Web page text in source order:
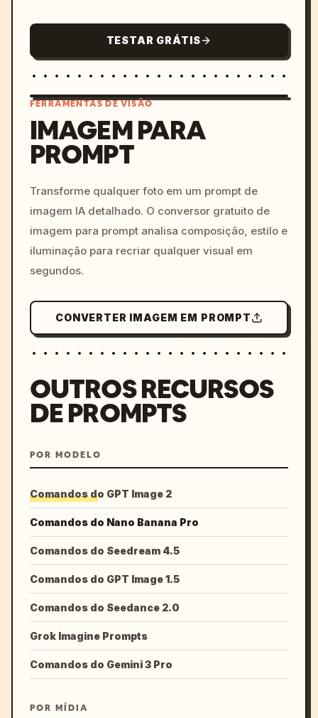
TESTAR GRÁTIS
colors, 8k --v 6.0
FERRAMENTAS DE VISÃO
IMAGEM PARA
PROMPT
Transforme qualquer foto em um prompt de
imagem IA detalhado. O conversor gratuito de
imagem para prompt analisa composição, estilo e
iluminação para recriar qualquer visual em
segundos.
CONVERTER IMAGEM EM PROMPT
OUTROS RECURSOS
DE PROMPTS
POR MODELO
Comandos do GPT Image 2
Comandos do Nano Banana Pro
Comandos do Seedream 4.5
Comandos do GPT Image 1.5
Comandos do Seedance 2.0
Grok Imagine Prompts
Comandos do Gemini 3 Pro
POR MÍDIA